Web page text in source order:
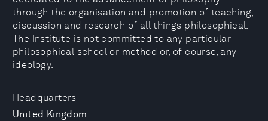
Headquarters
United Kingdom
through the organisation and promotion of teaching,
discussion and research of all things philosophical.
The Institute is not committed to any particular
philosophical school or method or, of course, any
ideology.